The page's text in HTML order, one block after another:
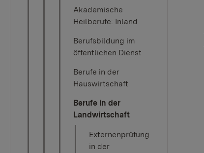
Akademische
Heilberufe: Inland
Berufsbildung im
öffentlichen Dienst
Berufe in der
Hauswirtschaft
Berufe in der
Landwirtschaft
Externenprüfung
in der